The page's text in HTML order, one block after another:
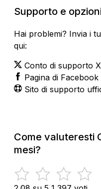
Supporto e
Hai problemi? Invia i
qui:
Conto di supporto
Pagina di Facebook
Sito di supporto
Come valuteresti
mesi?